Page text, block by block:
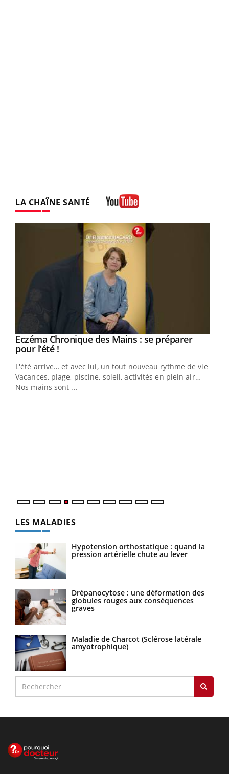
LA CHAÎNE SANTÉ
Youtube
Eczéma Chronique des Mains : se préparer
pour l’été !Youtube
L'été arrive… et avec lui, un tout nouveau rythme de vie !
Vacances, plage, piscine, soleil, activités en plein air…
Nos mains sont ...
Youtube
Diabète & Ramadan 2026Youtube
Le Ramadan approche, et, pour de nombreuses
personnes atteintes de diabète, c'est une période de
questions, de défis, mais ...
LES MALADIES
Hypotension orthostatique : quand la
pression artérielle chute au lever
Drépanocytose : une déformation des
globules rouges aux conséquences
graves
Maladie de Charcot (Sclérose latérale
amyotrophique)